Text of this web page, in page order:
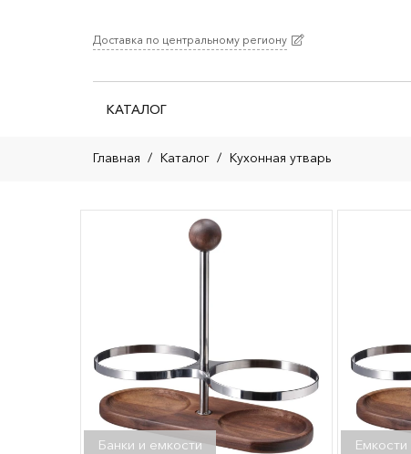
Доставка по центральному региону
КАТАЛОГ
Главная / Каталог / Кухонная утварь
Банки и емкости